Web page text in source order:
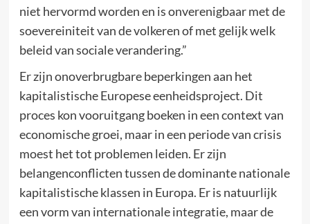
niet hervormd worden en is onverenigbaar met de
soevereiniteit van de volkeren of met gelijk welk
beleid van sociale verandering.”
Er zijn onoverbrugbare beperkingen aan het
kapitalistische Europese eenheidsproject. Dit
proces kon vooruitgang boeken in een context van
economische groei, maar in een periode van crisis
moest het tot problemen leiden. Er zijn
belangenconflicten tussen de dominante nationale
kapitalistische klassen in Europa. Er is natuurlijk
een vorm van internationale integratie, maar de